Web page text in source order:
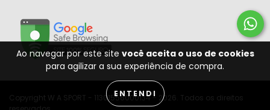
Ao navegar por este site você aceita o uso de cookies
para agilizar a sua experiência de compra.
ENTENDI
Copyright W A SPORT - 11301556000134 - 2026. Todos os direitos